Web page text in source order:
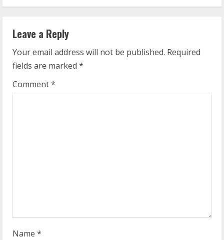
Leave a Reply
Your email address will not be published. Required
fields are marked *
Comment*
Name *